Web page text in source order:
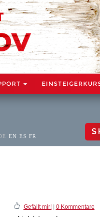
EN ES FR
Gefällt mir!| 0 Kommentare